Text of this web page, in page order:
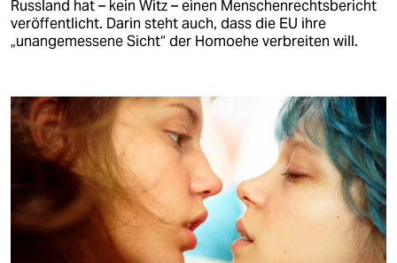
Russland hat – kein Witz – einen Menschenrechtsbericht
veröffentlicht. Darin steht auch, dass die EU ihre
„unangemessene Sicht“ der Homoehe verbreiten will.